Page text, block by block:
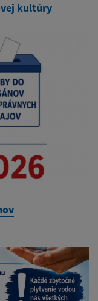
kultúry